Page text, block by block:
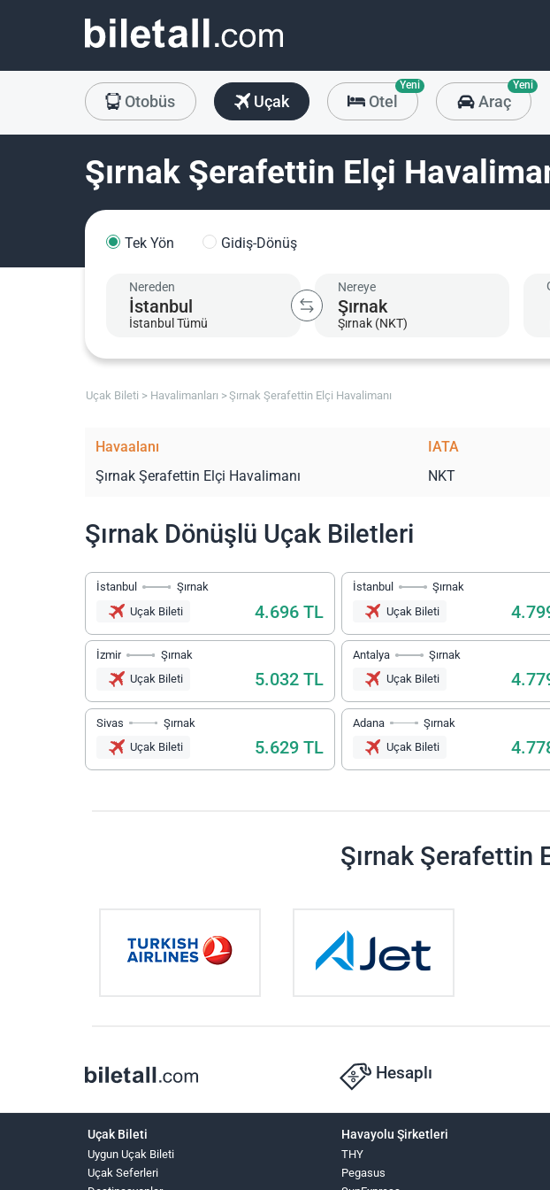
Otobüs Uçak Otel
Yeni
Araç
Yeni
Şırnak Şerafettin Elçi
Tek Yön Gidiş-Dönüş
Nereden
İstanbul Tümü
Nereye
Şırnak (NKT)
Uçak Bileti Havalimanları Şırnak Şerafettin Elçi Havalimanı
Havaalanı IATA
Şırnak Şerafettin Elçi Havalimanı
NKT
Şırnak Dönüşlü Uçak Biletleri
İstanbul
Şırnak
Uçak Bileti
4.696 TL
İstanbul
Şırnak
Uçak Bileti
İzmir
Şırnak
Uçak Bileti
5.032 TL
Antalya
Şırnak
Uçak Bileti
Sivas
Şırnak
Uçak Bileti
5.629 TL
Adana
Şırnak
Uçak Bileti
Şırnak Şerafettin
Hesaplı
Uçak Bileti
Uygun Uçak Bileti
Uçak Seferleri
Havayolu Şirketleri
THY
Pegasus